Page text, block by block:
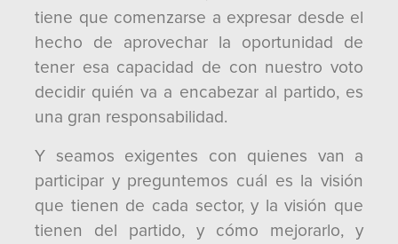
tiene que comenzarse a expresar desde el
hecho de aprovechar la oportunidad de
tener esa capacidad de con nuestro voto
decidir quién va a encabezar al partido, es
una gran responsabilidad.
Y seamos exigentes con quienes van a
participar y preguntemos cuál es la visión
que tienen de cada sector, y la visión que
tienen del partido, y cómo mejorarlo, y